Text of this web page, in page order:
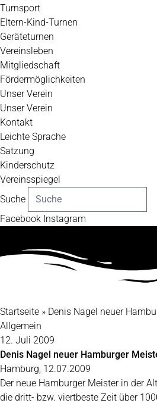
Turnsport
Eltern-Kind-Turnen
Geräteturnen
Vereinsleben
Mitgliedschaft
Fördermöglichkeiten
Unser Verein
Unser Verein
Kontakt
Leichte Sprache
Satzung
Kinderschutz
Vereinsspiegel
Suche
Facebook Instagram
Startseite » Denis Nagel neuer
Allgemein
12. Juli 2009
Denis Nagel neuer Hamburger
Hamburg, 12.07.2009
Der neue Hamburger Meister in der
die dritt- bzw. viertbeste Zeit über